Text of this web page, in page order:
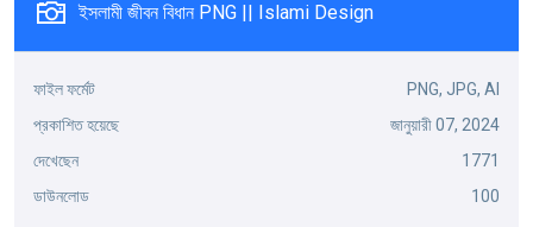
ইসলামী জীবন বিধান PNG || Islami Design
ফাইল ফর্মেট
PNG, JPG, AI
প্রকাশিত হয়েছে
জানুয়ারী 07, 2024
দেখেছেন
1771
ডাউনলোড
100